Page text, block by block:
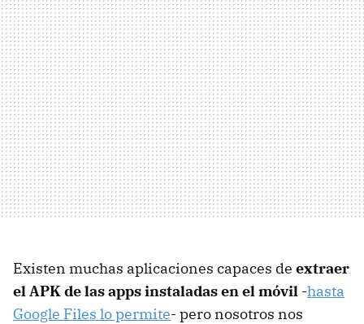
Existen muchas aplicaciones capaces de extraer
el APK de las apps instaladas en el móvil -hasta
Google Files lo permite- pero nosotros nos